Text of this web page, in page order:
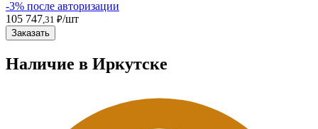
-3% после авторизации
105 747,31 ₽/шт
Заказать
Наличие в Иркутскe